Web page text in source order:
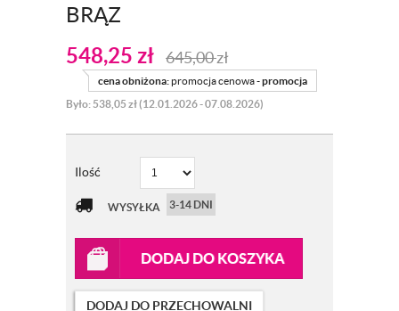
BRĄZ
548,25 zł 645,00zł
cena obniżona:promocja cenowa -promocja
Było: 538,05 zł (12.01.2026 - 07.08.2026)
Ilość
WYSYŁKA 3-14 DNI
DODAJ DO KOSZYKA
DODAJ DO PRZECHOWALNI